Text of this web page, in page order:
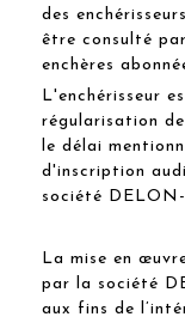
des
être consulté
enchères
L'enchérisseur
régularisation
le délai
d'inscription
société
La mise en
par la société
aux fins de